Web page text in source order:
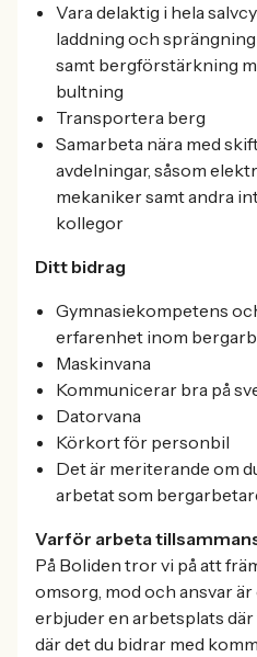
Vara delaktig i hela
laddning och
samt bergförstärkning
bultning
Transportera berg
Samarbeta nära med
avdelningar, såsom
mekaniker samt andra
kollegor
Ditt bidrag
Gymnasiekompetens
erfarenhet inom
Maskinvana
Kommunicerar bra på
Datorvana
Körkort för personbil
Det är meriterande om
arbetat som
Varför arbeta
På Boliden tror vi på att
omsorg, mod och ansvar
erbjuder en arbetsplats
där det du bidrar med